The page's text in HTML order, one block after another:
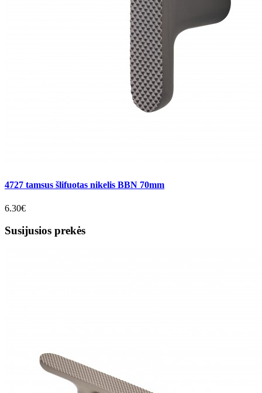
4727 tamsus šlifuotas nikelis BBN 70mm
6.30€
Susijusios prekės